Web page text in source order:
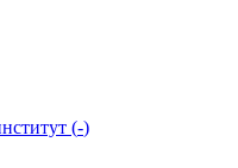
(-)